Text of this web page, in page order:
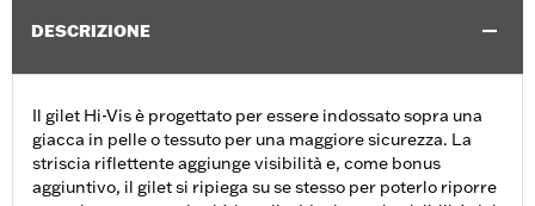
DESCRIZIONE
Il gilet Hi-Vis è progettato per essere indossato sopra una
giacca in pelle o tessuto per una maggiore sicurezza. La
striscia riflettente aggiunge visibilità e, come bonus
aggiuntivo, il gilet si ripiega su se stesso per poterlo riporre